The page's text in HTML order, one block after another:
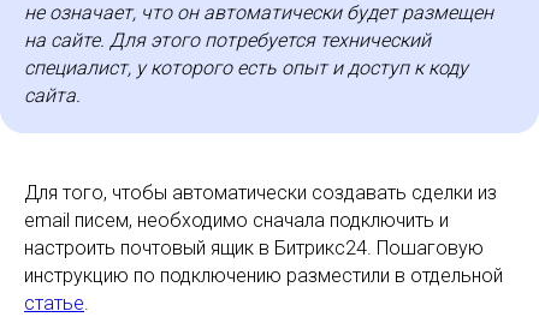
не означает, что он автоматически будет размещен
на сайте. Для этого потребуется технический
специалист, у которого есть опыт и доступ к коду
сайта.
Для того, чтобы автоматически создавать сделки из
email писем, необходимо сначала подключить и
настроить почтовый ящик в Битрикс24. Пошаговую
инструкцию по подключению разместили в отдельной
статье.